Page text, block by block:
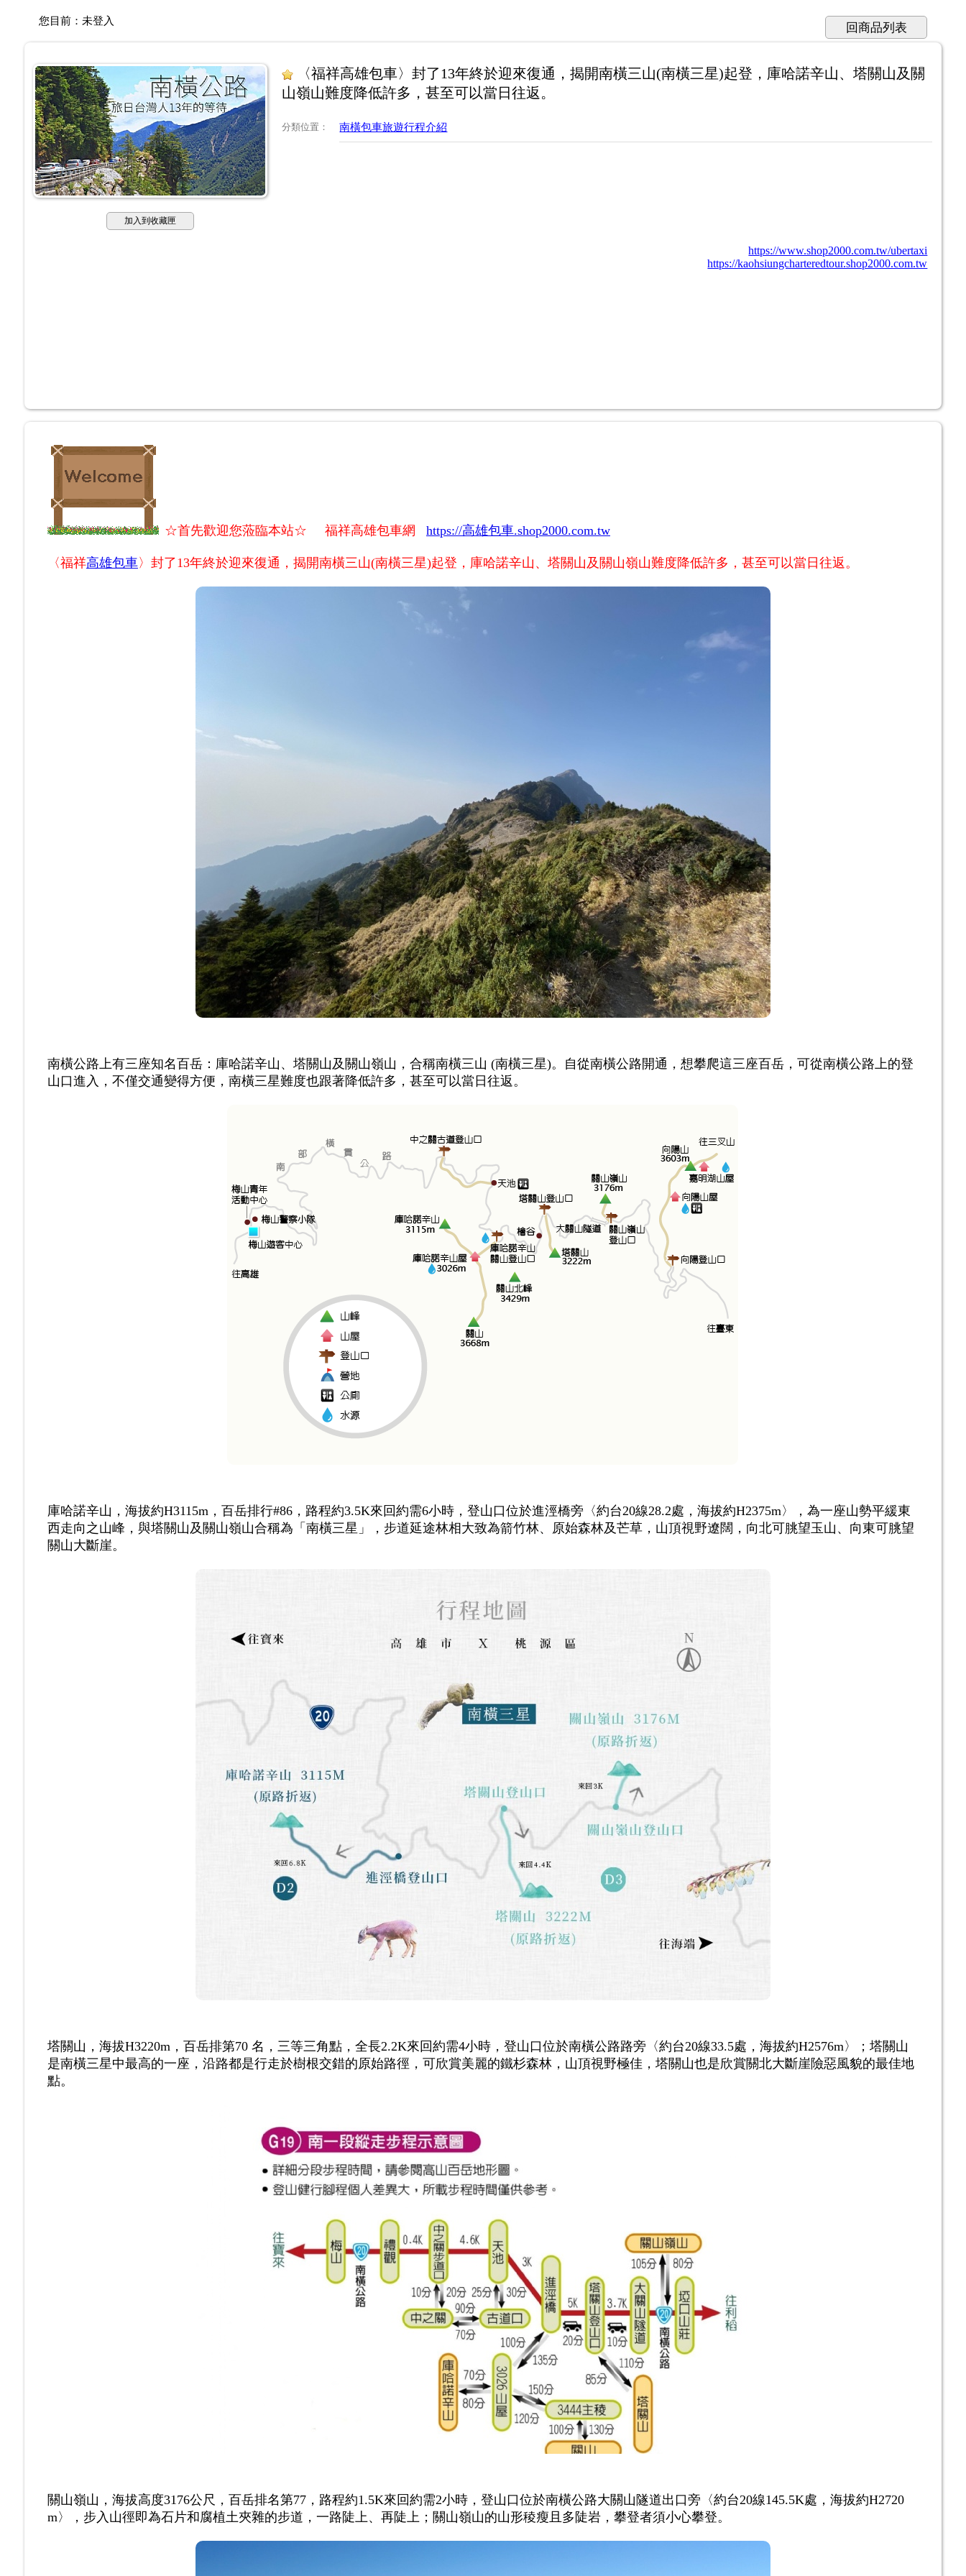
您目前： 未登入 回商品列表
加入到收藏匣
〈福祥高雄包車〉封了13年終於迎來復通，揭開南橫三山(南橫三星)起登，庫哈諾辛山、塔關山及關
山嶺山難度降低許多，甚至可以當日往返。
分類位置 ： 南橫包車旅遊行程介紹
https://www.shop2000.com.tw/ubertaxi
https://kaohsiungcharteredtour.shop2000.com.tw
☆首先歡迎您蒞臨本站☆ 福祥高雄包車網 https://高雄包車.shop2000.com.tw
〈福祥高雄包車〉封了13年終於迎來復通，揭開南橫三山(南橫三星)起登，庫哈諾辛山、塔關山及關山嶺山難度降低許多，甚至可以當日往返。
南橫公路上有三座知名百岳：庫哈諾辛山、塔關山及關山嶺山，合稱南橫三山 (南橫三星)。自從南橫公路開通，想攀爬這三座百岳，可從南橫公路上的登
山口進入，不僅交通變得方便，南橫三星難度也跟著降低許多，甚至可以當日往返。
庫哈諾辛山，海拔約H3115m，百岳排行#86，路程約3.5K來回約需6小時，登山口位於進涇橋旁〈約台20線28.2處，海拔約H2375m〉，為一座山勢平緩東
西走向之山峰，與塔關山及關山嶺山合稱為「南橫三星」，步道延途林相大致為箭竹林、原始森林及芒草，山頂視野遼闊，向北可朓望玉山、向東可朓望
關山大斷崖。
塔關山，海拔H3220m，百岳排第70 名，三等三角點，全長2.2K來回約需4小時，登山口位於南橫公路路旁〈約台20線33.5處，海拔約H2576m〉；塔關山
是南橫三星中最高的一座，沿路都是行走於樹根交錯的原始路徑，可欣賞美麗的鐵杉森林，山頂視野極佳，塔關山也是欣賞關北大斷崖險惡風貌的最佳地
點。
關山嶺山，海拔高度3176公尺，百岳排名第77，路程約1.5K來回約需2小時，登山口位於南橫公路大關山隧道出口旁〈約台20線145.5K處，海拔約H2720
m〉，步入山徑即為石片和腐植土夾雜的步道，一路陡上、再陡上；關山嶺山的山形稜瘦且多陡岩，攀登者須小心攀登。